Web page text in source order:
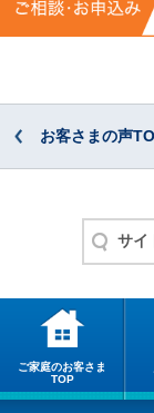
お客さまの声
ご家庭のお客さま
TOP